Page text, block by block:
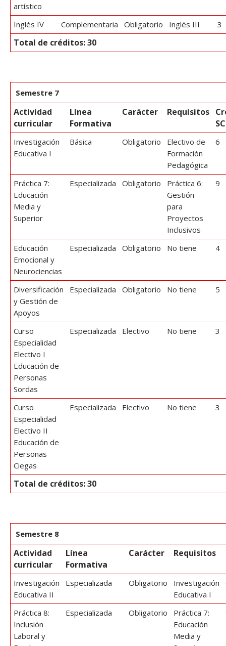
artístico
Inglés IV Complementaria Obligatorio Inglés III 3
Total de créditos: 30
Semestre 7
Actividad
curricular
Línea
Formativa
Carácter Requisitos
Investigación
Educativa I
Básica Obligatorio
Electivo de
Formación
Pedagógica
6
Práctica 7:
Educación
Media y
Superior
Especializada Obligatorio
Práctica 6:
Gestión
para
Proyectos
Inclusivos
9
Educación
Emocional y
Neurociencias
Especializada Obligatorio No tiene 4
Diversificación
y Gestión de
Apoyos
Especializada Obligatorio No tiene 5
Curso
Especialidad
Electivo I
Educación de
Personas
Sordas
Especializada Electivo No tiene 3
Curso
Especialidad
Electivo II
Educación de
Personas
Ciegas
Especializada Electivo No tiene 3
Total de créditos: 30
Semestre 8
Actividad
curricular
Línea
Formativa
Carácter Requisitos
Investigación
Educativa II
Especializada Obligatorio
Investigación
Educativa I
Práctica 8:
Inclusión
Laboral y
Especializada Obligatorio
Práctica 7:
Educación
Media y